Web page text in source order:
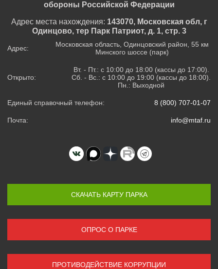
обороны Российской Федерации
Адрес места нахождения: 143070, Московская обл, г
Одинцово, тер Парк Патриот, д. 1, стр. 3
Адрес:
Московская область, Одинцовский район, 55 км
Минского шоссе (парк)
Открыто:
Вт. - Пт.: с 10:00 до 18:00 (кассы до 17:00).
Сб. - Вс.: с 10:00 до 19:00 (кассы до 18:00).
Пн.: Выходной
Единый справочный телефон: 8 (800) 707-01-07
Почта: info@mtaf.ru
СКАЧАТЬ КАРТУ ПАРКА
ОПРОС О ПАРКЕ
ПРОТИВОДЕЙСТВИЕ КОРРУПЦИИ